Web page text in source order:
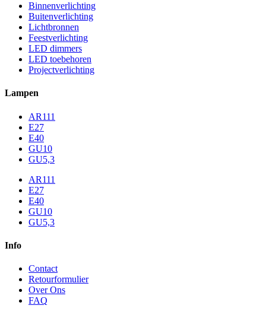
Binnenverlichting
Buitenverlichting
Lichtbronnen
Feestverlichting
LED dimmers
LED toebehoren
Projectverlichting
Lampen
AR111
E27
E40
GU10
GU5,3
AR111
E27
E40
GU10
GU5,3
Info
Contact
Retourformulier
Over Ons
FAQ